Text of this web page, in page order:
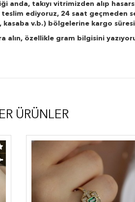
anda, takıyı vitrimizden alıp
ediyoruz, 24 saat geçmeden
kasaba v.b.) bölgelerine kargo
alın, özellikle gram bilgisini
ÜRÜNLER